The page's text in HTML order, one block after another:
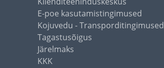
E-poe kasutamistingimused
Kojuvedu - Transporditingimused
Tagastusõigus
Järelmaks
KKK